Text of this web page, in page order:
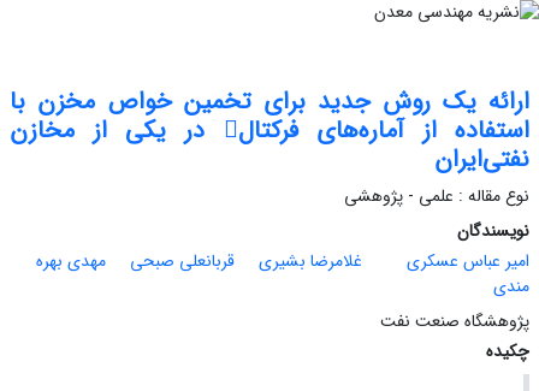
ارائه یک روش جدید برای تخمین خواص مخزن با
استفاده از آماره‌های فرکتال در یکی از مخازن
نفتی‌ایران
نوع مقاله : علمی - پژوهشی
نویسندگان
امیر عباس عسکری
غلامرضا بشیری قربانعلی صبحی
مهدی بهره
مندی
پژوهشگاه صنعت نفت
چکیده